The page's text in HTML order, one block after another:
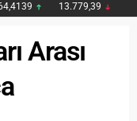
13.779,39
Arası